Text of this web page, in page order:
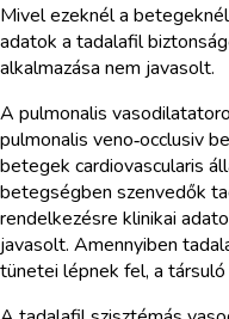
Mivel ezeknél a
adatok a tadalafil
alkalmazása nem javasolt.
A pulmonalis
pulmonalis veno‑occlusiv
betegek cardiovascularis
betegségben szenvedők
rendelkezésre klinikai
javasolt. Amennyiben
tünetei lépnek fel, a